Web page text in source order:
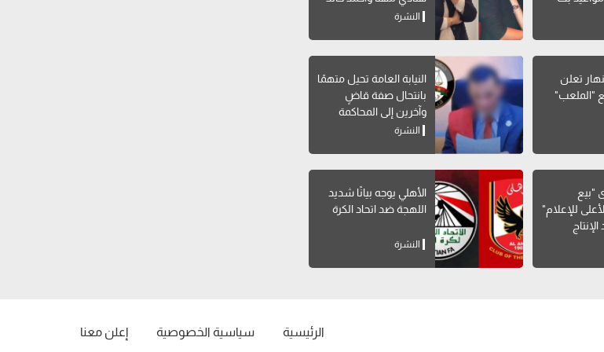
صالحالنشرة
تعلن
"الملعب"
النيابة العامة تحيل متهمًا
بانتحال صفة قاضٍ
وآخرين إلى المحاكمة
النشرة
"بيع
للإعلام"
الأهلي يوجه بيانًا شديد
اللهجة ضد اتحاد الكرة
النشرة
الرئيسية سياسية الخصوصية إعلن معنا